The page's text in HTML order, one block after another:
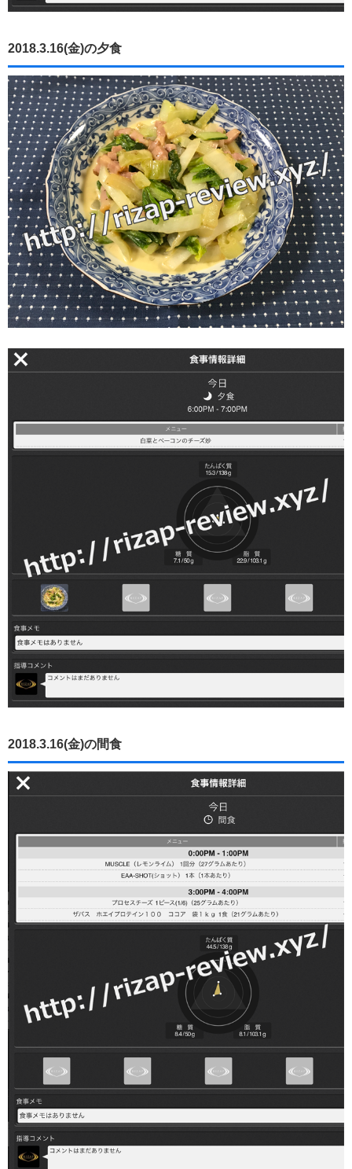
2018.3.16(金)の夕食
2018.3.16(金)の間食